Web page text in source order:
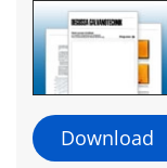
Download